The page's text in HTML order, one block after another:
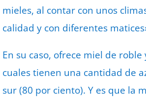
mieles, al contar con unos
calidad y con diferentes
En su caso, ofrece miel de
cuales tienen una cantidad de
sur (80 por ciento). Y es que la